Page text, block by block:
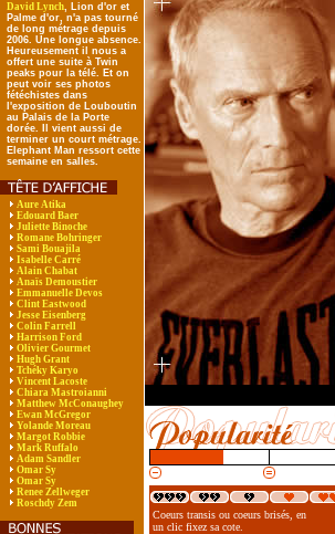
David Lynch, Lion d'or et
Palme d'or, n'a pas tourné
de long métrage depuis
2006. Une longue absence.
Heureusement il nous a
offert une suite à Twin
peaks pour la télé. Et on
peut voir ses photos
fétéchistes dans
l'exposition de Louboutin
au Palais de la Porte
dorée. Il vient aussi de
terminer un court métrage.
Elephant Man ressort cette
semaine en salles.
Aure Atika
Edouard Baer
Juliette Binoche
Romane Bohringer
Sami Bouajila
Isabelle Carré
Alain Chabat
Anaïs Demoustier
Emmanuelle Devos
Clint Eastwood
Jesse Eisenberg
Colin Farrell
Harrison Ford
Olivier Gourmet
Hugh Grant
Tchéky Karyo
Vincent Lacoste
Chiara Mastroianni
Matthew McConaughey
Ewan McGregor
Yolande Moreau
Margot Robbie
Mark Ruffalo
Adam Sandler
Omar Sy
Omar Sy
Renee Zellweger
Roschdy Zem
Coeurs transis ou coeurs brisés, en
un clic fixez sa cote.